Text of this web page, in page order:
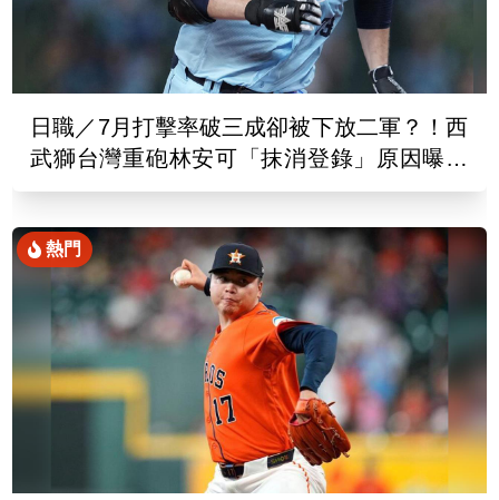
日職／7月打擊率破三成卻被下放二軍？！西
武獅台灣重砲林安可「抹消登錄」原因曝光
了
熱門